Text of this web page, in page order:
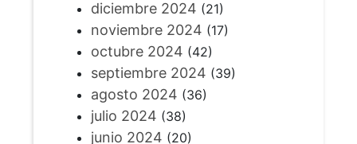
diciembre 2024 (21)
noviembre 2024 (17)
octubre 2024 (42)
septiembre 2024 (39)
agosto 2024 (36)
julio 2024 (38)
junio 2024 (20)